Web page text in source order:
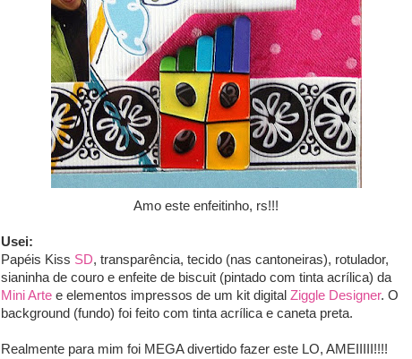
Amo este enfeitinho, rs!!!
Usei:
Papéis Kiss SD, transparência, tecido (nas cantoneiras), rotulador,
sianinha de couro e enfeite de biscuit (pintado com tinta acrílica) da
Mini Arte e elementos impressos de um kit digital Ziggle Designer. O
background (fundo) foi feito com tinta acrílica e caneta preta.
Realmente para mim foi MEGA divertido fazer este LO, AMEIIIII!!!!